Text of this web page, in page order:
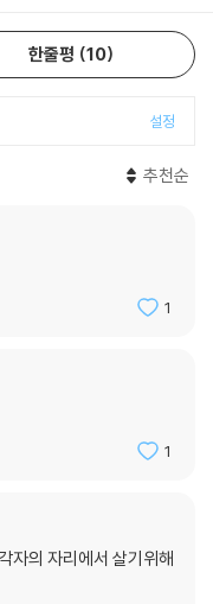
흐름을 살펴볼 때, 빼놓을 수
적인 시(詩)의 특성을 띤
준다. 소설의 화자는 “영리
나라하게 묘사하여 생생하
에게 펼쳐 보이고 있을 따
한 완벽한 지배력과 장악
로운 부활이라고 평가받는
시대 분위기 속에서 고전
을 이뤘다.
, 열일곱 살 한 청년이 쓴 이
느낄 수 있을 것이다.
한줄평 10
설정
추천순
1
1
자의 자리에서 살기위해